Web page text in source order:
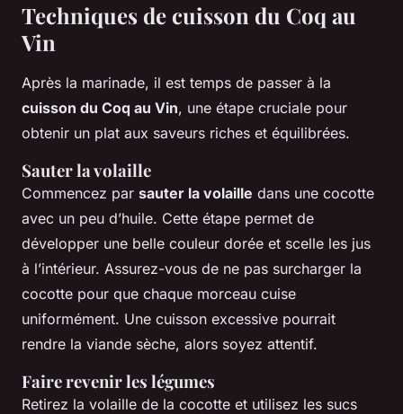
Techniques de cuisson du Coq au
Vin
Après la marinade, il est temps de passer à la
cuisson du Coq au Vin, une étape cruciale pour
obtenir un plat aux saveurs riches et équilibrées.
Sauter la volaille
Commencez par sauter la volaille dans une cocotte
avec un peu d’huile. Cette étape permet de
développer une belle couleur dorée et scelle les jus
à l’intérieur. Assurez-vous de ne pas surcharger la
cocotte pour que chaque morceau cuise
uniformément. Une cuisson excessive pourrait
rendre la viande sèche, alors soyez attentif.
Faire revenir les légumes
Retirez la volaille de la cocotte et utilisez les sucs